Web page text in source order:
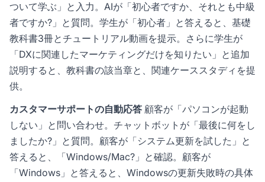
ついて学ぶ」と入力。AIが「初心者ですか、それとも中級
者ですか?」と質問。学生が「初心者」と答えると、基礎
教科書3冊とチュートリアル動画を提示。さらに学生が
「DXに関連したマーケティングだけを知りたい」と追加
説明すると、教科書の該当章と、関連ケーススタディを提
供。
カスタマーサポートの自動応答 顧客が「パソコンが起動
しない」と問い合わせ。チャットボットが「最後に何をし
ましたか?」と質問。顧客が「システム更新を試した」と
答えると、「Windows/Mac?」と確認。顧客が
「Windows」と答えると、Windowsの更新失敗時の具体